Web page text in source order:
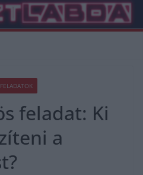
feladat: Ki
a